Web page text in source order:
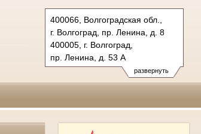
развернуть
400066, Волгоградская обл.,
г. Волгоград, пр. Ленина, д. 8
400005, г. Волгоград,
пр. Ленина, д. 53 А
Тел.: (8442) 38-21-98, 23-87-44
oblsud.vol@sudrf.ru